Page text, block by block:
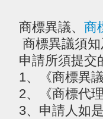
商標異議、 商
商標異議須
申請所須提交
1、《商標異
2、《商標代
3、申請人如